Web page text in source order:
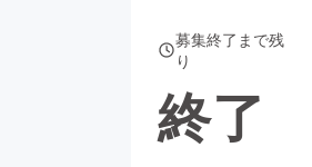
募集終了まで残
り
終了